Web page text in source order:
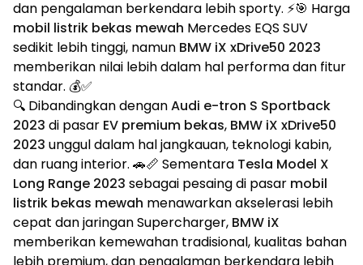
dan pengalaman berkendara lebih sporty. ⚡🎯 Harga
mobil listrik bekas mewah Mercedes EQS SUV
sedikit lebih tinggi, namun BMW iX xDrive50 2023
memberikan nilai lebih dalam hal performa dan fitur
standar. 💰✅
🔍 Dibandingkan denganAudi e-tron S Sportback
2023 di pasar EV premium bekas, BMW iX xDrive50
2023 unggul dalam hal jangkauan, teknologi kabin,
dan ruang interior. 🚗📏 Sementara Tesla Model X
Long Range 2023 sebagai pesaing di pasar mobil
listrik bekas mewah menawarkan akselerasi lebih
cepat dan jaringan Supercharger, BMW iX
memberikan kemewahan tradisional, kualitas bahan